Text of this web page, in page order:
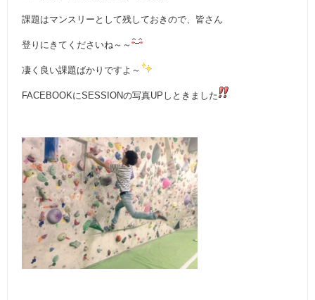
課題はマンスリーとして残しておきので、皆さん
登りにきてくださいね～～
凄く良い課題ばかりですよ～
FACEBOOKにSESSIONの写真UPしときました